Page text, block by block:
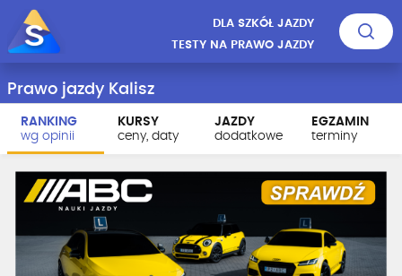
DLA SZKÓŁ JAZDY
TESTY NA PRAWO JAZDY
Prawo jazdy Kalisz
RANKING
wg opinii
KURSY
ceny, daty
JAZDY
dodatkowe
EGZAMIN
terminy